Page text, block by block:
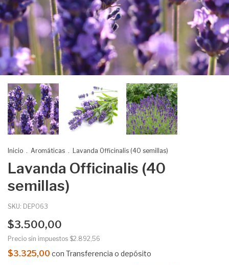
Inicio . Aromáticas . Lavanda Officinalis (40 semillas)
Lavanda Officinalis (40
semillas)
SKU: DEP063
$3.500,00
Precio sin impuestos $2.892,56
$3.325,00 con Transferencia o depósito